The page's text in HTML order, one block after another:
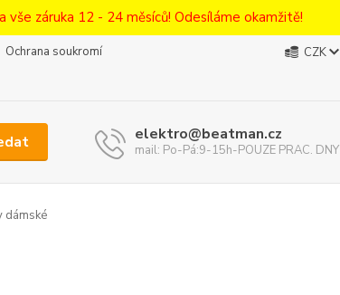
záruka 12 - 24 měsíců! Odesíláme okamžitě!
Ochrana soukromí
CZK
elektro@beatman.cz
mail: Po-Pá:9-15h-POUZE PRAC. DNY
dámské